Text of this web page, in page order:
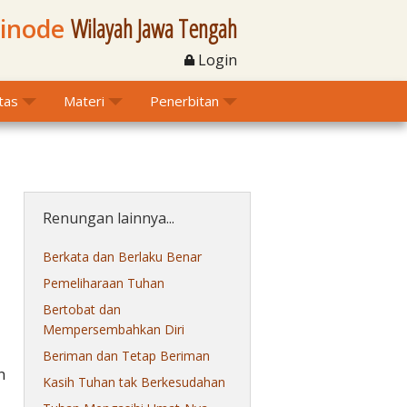
Wilayah Jawa Tengah
Login
Materi Penerbitan
Renungan lainnya...
Berkata dan Berlaku Benar
Pemeliharaan Tuhan
Bertobat dan
Mempersembahkan Diri
Beriman dan Tetap Beriman
Kasih Tuhan tak Berkesudahan